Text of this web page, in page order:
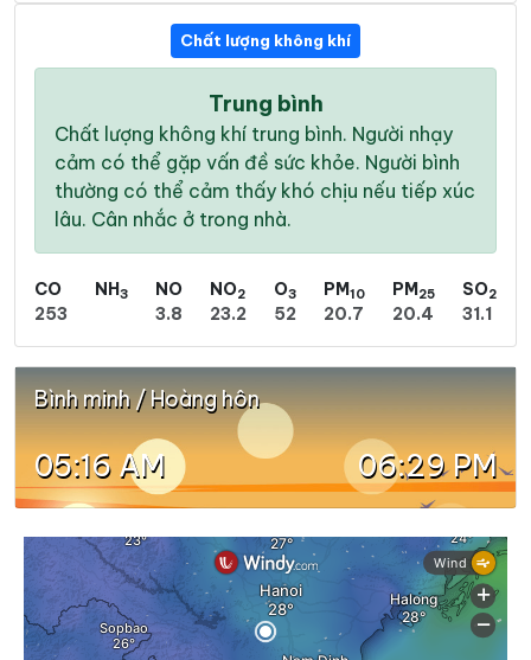
Chất lượng không khí
Trung bình
Chất lượng không khí trung bình. Người nhạy
cảm có thể gặp vấn đề sức khỏe. Người bình
thường có thể cảm thấy khó chịu nếu tiếp xúc
lâu. Cân nhắc ở trong nhà.
CO
253
NH3
NO
3.8
NO2
23.2
O3
52
PM10
20.7
PM25
20.4
SO2
31.1
Bình minh / Hoàng hôn
05:16 AM 06:29 PM